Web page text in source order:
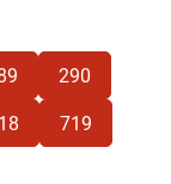
290
719